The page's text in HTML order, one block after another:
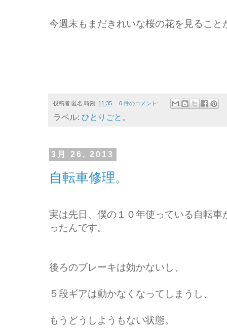
今週末もまだきれいな桜の花を見るこ
投稿者 匿名 時刻: 11:35 0 件のコメント:
ラベル: ひとりごと。
3月 26, 2013
自転車修理。
実は先日、僕の１０年使っている自転
ったんです。
後ろのブレーキは効かないし、
５段ギアは動かなくなってしまうし、
もうどうしようもない状態。